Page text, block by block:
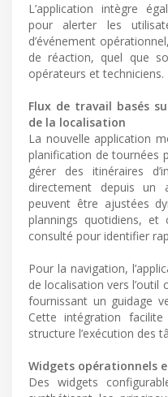
L’application intègre
pour alerter les
d’événement
de réaction, quel que
opérateurs et techniciens.
Flux de travail basés
de la localisation
La nouvelle application
planification de tournées
gérer des itinéraires
directement depuis un
peuvent être ajustées
plannings quotidiens, et
consulté pour identifier
Pour la navigation,
de localisation vers
fournissant un guidage
Cette intégration
structure l’exécution des
Widgets opérationnels
Des widgets